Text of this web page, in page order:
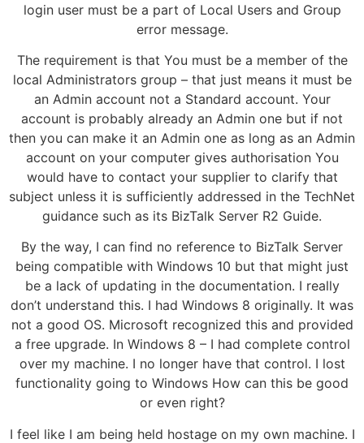
login user must be a part of Local Users and Group
error message.
The requirement is that You must be a member of the
local Administrators group – that just means it must be
an Admin account not a Standard account. Your
account is probably already an Admin one but if not
then you can make it an Admin one as long as an Admin
account on your computer gives authorisation You
would have to contact your supplier to clarify that
subject unless it is sufficiently addressed in the TechNet
guidance such as its BizTalk Server R2 Guide.
By the way, I can find no reference to BizTalk Server
being compatible with Windows 10 but that might just
be a lack of updating in the documentation. I really
don’t understand this. I had Windows 8 originally. It was
not a good OS. Microsoft recognized this and provided
a free upgrade. In Windows 8 – I had complete control
over my machine. I no longer have that control. I lost
functionality going to Windows How can this be good
or even right?
I feel like I am being held hostage on my own machine. I